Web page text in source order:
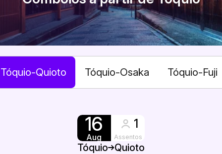
Tóquio-Quioto Tóquio-Osaka Tóquio-Fuji
16
Aug
1
Assentos
Tóquio Quioto